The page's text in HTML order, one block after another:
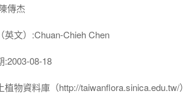
傳杰
英文）:Chuan-Chieh Chen
:2003-08-18
植物資料庫（http://taiwanflora.sinica.edu.tw/）